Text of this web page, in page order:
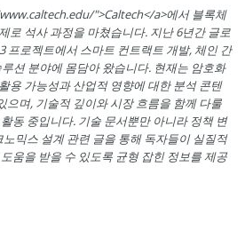
">Caltech</a>에서 블록체
로 석사 과정을 마쳤습니다. 지난 6년간 글로
프로젝트에서 스마트 컨트랙트 개발, 체인 간
션 분야에 몸담아 왔습니다. 현재는 암호화
용 가능성과 산업적 영향에 대한 분석 콘텐
으며, 기술적 깊이와 시장 흐름을 함께 다룰
동 중입니다. 기술 문서뿐만 아니라 정책 변
믹스 설계 관련 글을 통해 독자들이 실질적
움을 받을 수 있도록 균형 잡힌 정보를 제공